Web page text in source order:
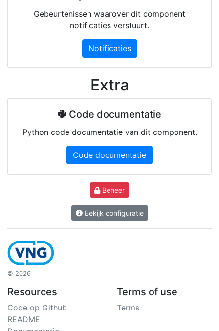
Gebeurtenissen waarover dit component
notificaties verstuurt.
Notificaties
Extra
Code documentatie
Python code documentatie van dit component.
Code documentatie
Beheer
Bekijk configuratie
© 2026
Resources
Code op Github
README
Terms of use
Terms